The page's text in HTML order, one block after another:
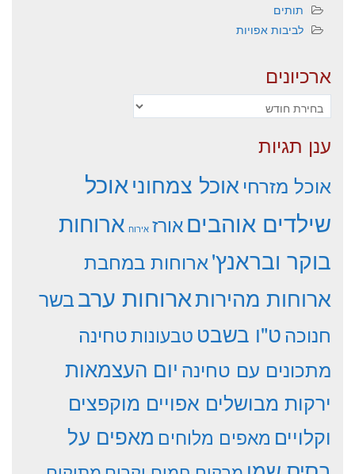
תותים
לביבות אפויות
ארכיונים
ענן תגיות
אוכל מזרחי אוכל צמחוניאוכל
שילדים אוהביםאורז אירוח ארוחות
בוקר ובראנץ'ארוחות במחבת
ארוחות מהירותארוחות ערבבשר
חנוכהט"ו בשבט טבעונותטחינה
מתכונים עם טחינה יום העצמאות
ירקות מבושלים אפויים מוקפצים
וקלויים מאפים מלוחים מאפים על